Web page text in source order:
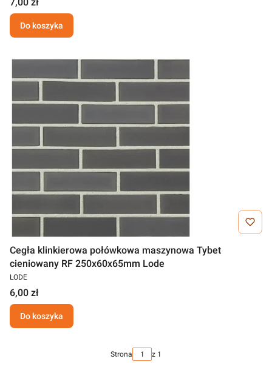
Do koszyka
Cegła klinkierowa połówkowa maszynowa Tybet
cieniowany RF 250x60x65mm Lode
LODE
6,00 zł
Do koszyka
Strona z 1